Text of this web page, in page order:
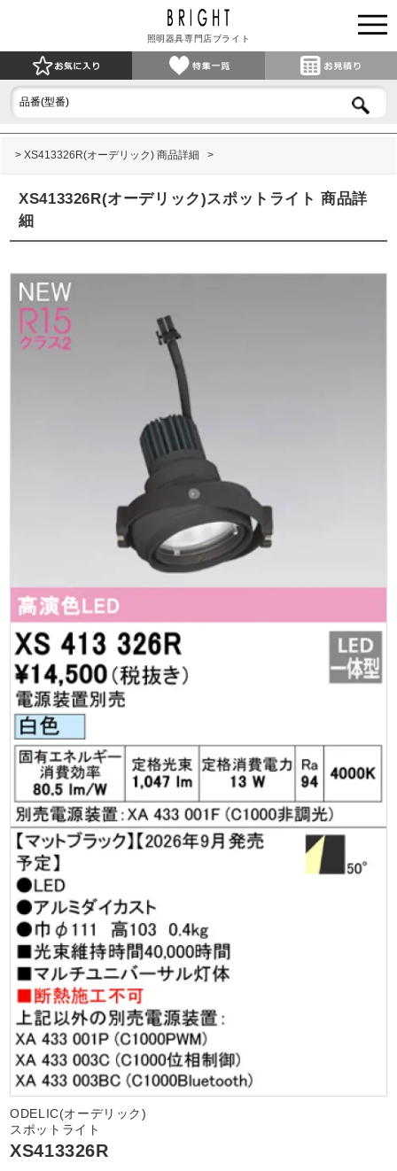
照明器具専門店ブライト
XS413326R(オーデリック) 商品詳細
XS413326R(オーデリック)スポットライト 商品詳
細
ODELIC(オーデリック)
スポットライト
XS413326R